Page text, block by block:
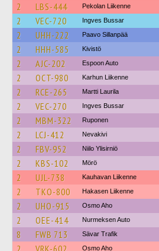
2 LBS-444 Pekolan Liikenne
2 VEC-720 Ingves Bussar
2 UHH-222 Paavo Sillanpää
2 HHH-585 Kivistö
2 AJC-202 Espoon Auto
2 OCT-980 Karhun Liikenne
2 RCE-265 Martti Laurila
2 VEC-270 Ingves Bussar
2 MBM-322 Ruponen
2 LCJ-412 Nevakivi
2 FBV-952 Niilo Ylisirniö
2 KBS-102 Mörö
2 UJL-738 Kauhavan Liikenne
2 TKO-800 Hakasen Liikenne
2 UHO-915 Osmo Aho
2 OEE-414 Nurmeksen Auto
8 FWB 713 Sävar Trafik
2 VRK-602 Osmo Aho